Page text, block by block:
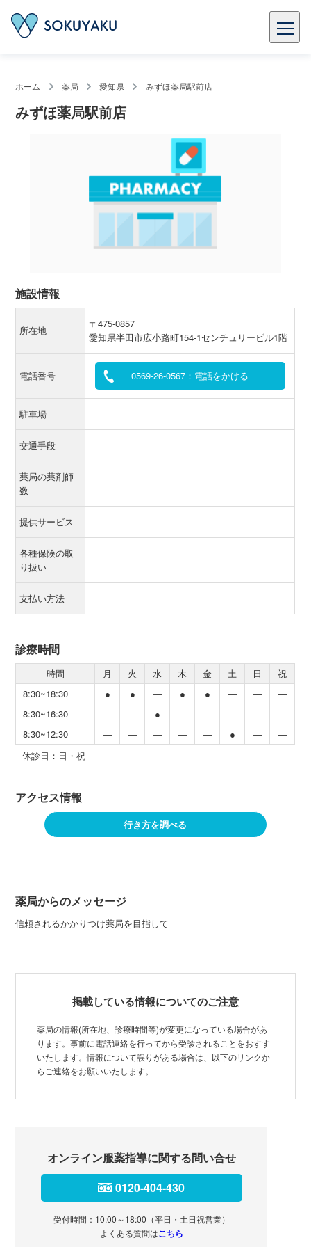
ホーム 薬局 愛知県 みずほ薬局駅前店
みずほ薬局駅前店
施設情報
所在地
〒475-0857
愛知県半田市広小路町154-1センチュリービル1階
電話番号 0569-26-0567：電話をかける
駐車場
交通手段
薬局の薬剤師
数
提供サービス
各種保険の取
り扱い
支払い方法
診療時間
時間 月 火 水 木 金 土 日
祝
8:30~18:30
● ● ― ● ● ― ―
―
8:30~16:30
― ― ● ― ― ― ―
―
8:30~12:30
― ― ― ― ― ● ―
―
休診日：日・祝
アクセス情報
行き方を調べる
薬局からのメッセージ
信頼されるかかりつけ薬局を目指して
掲載している情報についてのご注意
薬局の情報(所在地、診療時間等)が変更になっている場合があ
ります。事前に電話連絡を行ってから受診されることをおすす
いたします。情報について誤りがある場合は、以下のリンクか
らご連絡をお願いいたします。
オンライン服薬指導に関する問い合せ
0120-404-430
受付時間：10:00～18:00（平日・土日祝営業）
よくある質問はこちら